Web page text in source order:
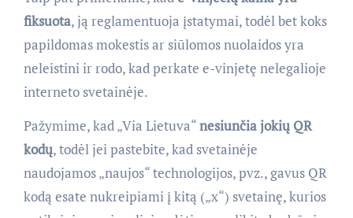
fiksuota, ją reglamentuoja įstatymai, todėl bet koks
papildomas mokestis ar siūlomos nuolaidos yra
neleistini ir rodo, kad perkate e-vinjetę nelegalioje
interneto svetainėje.
Pažymime, kad „Via Lietuva“nesiunčia jokių QR
kodų, todėl jei pastebite, kad svetainėje
naudojamos „naujos“ technologijos, pvz., gavus QR
kodą esate nukreipiami į kitą („x“) svetainę, kurios